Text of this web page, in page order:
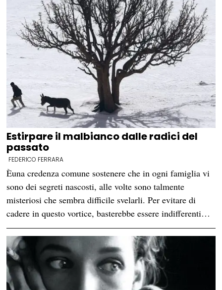
Estirpare il malbianco dalle radici del
passato
FEDERICO FERRARA
Èuna credenza comune sostenere che in ogni famiglia vi
sono dei segreti nascosti, alle volte sono talmente
misteriosi che sembra difficile svelarli. Per evitare di
cadere in questo vortice, basterebbe essere indifferenti…